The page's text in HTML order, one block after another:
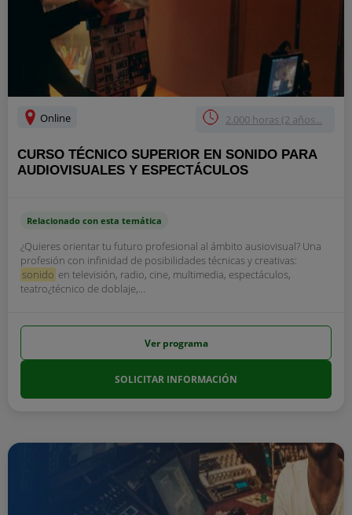
Online 2.000 horas (2 años...
CURSO TÉCNICO SUPERIOR EN SONIDO PARA
AUDIOVISUALES Y ESPECTÁCULOS
Relacionado con esta temática
¿Quieres orientar tu futuro profesional al ámbito ausiovisual? Una
profesión con infinidad de posibilidades técnicas y creativas:
sonido en televisión, radio, cine, multimedia, espectáculos,
teatro¿técnico de doblaje,...
Ver programa
SOLICITAR INFORMACIÓN